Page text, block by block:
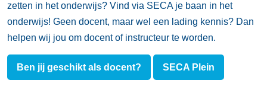
zetten in het onderwijs? Vind via SECA je baan in het
onderwijs! Geen docent, maar wel een lading kennis? Dan
helpen wij jou om docent of instructeur te worden.
Ben jij geschikt als docent? SECA Plein